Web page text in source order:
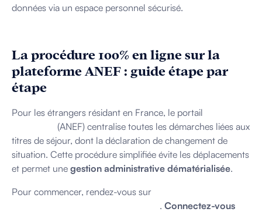
données via un espace personnel sécurisé.
La procédure 100% en ligne sur la
plateforme ANEF : guide étape par
étape
Pour les étrangers résidant en France, le portail
(ANEF) centralise toutes les démarches liées aux
titres de séjour, dont la déclaration de changement de
situation. Cette procédure simplifiée évite les déplacements
et permet une gestion administrative dématérialisée.
Pour commencer, rendez-vous sur
. Connectez-vous